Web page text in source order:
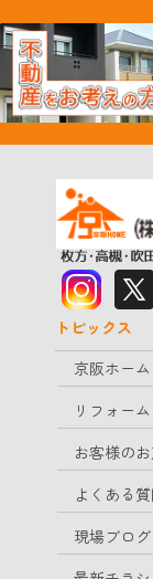
トピックス
京阪ホー
リフォー
お客様の
よくある
現場ブログ